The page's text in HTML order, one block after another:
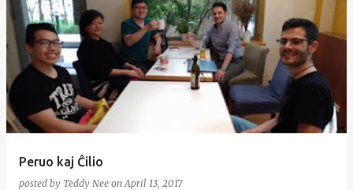
Peruo kaj Ĉilio
posted by Teddy Nee onApril 13, 2017